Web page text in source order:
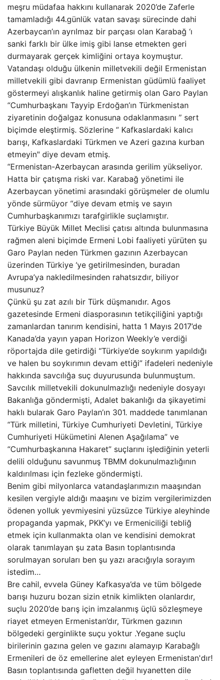
meşru müdafaa hakkını kullanarak 2020’de Zaferle
tamamladığı 44.günlük vatan savaşı sürecinde dahi
Azerbaycan’ın ayrılmaz bir parçası olan Karabağ ‘ı
sanki farklı bir ülke imiş gibi lanse etmekten geri
durmayarak gerçek kimliğini ortaya koymuştur.
Vatandaşı olduğu ülkenin milletvekili değil Ermenistan
milletvekili gibi davranıp Ermenistan güdümlü faaliyet
göstermeyi alışkanlık haline getirmiş olan Garo Paylan
“Cumhurbaşkanı Tayyip Erdoğan’ın Türkmenistan
ziyaretinin doğalgaz konusuna odaklanmasını ” sert
biçimde eleştirmiş. Sözlerine “ Kafkaslardaki kalıcı
barışı, Kafkaslardaki Türkmen ve Azeri gazına kurban
etmeyin" diye devam etmiş.
“Ermenistan-Azerbaycan arasında gerilim yükseliyor.
Hatta bir çatışma riski var. Karabağ yönetimi ile
Azerbaycan yönetimi arasındaki görüşmeler de olumlu
yönde sürmüyor “diye devam etmiş ve sayın
Cumhurbaşkanımızı tarafgirlikle suçlamıştır.
Türkiye Büyük Millet Meclisi çatısı altında bulunmasına
rağmen aleni biçimde Ermeni Lobi faaliyeti yürüten şu
Garo Paylan neden Türkmen gazının Azerbaycan
üzerinden Türkiye ‘ye getirilmesinden, buradan
Avrupa’ya nakledilmesinden rahatsızdır, biliyor
musunuz?
Çünkü şu zat azılı bir Türk düşmanıdır. Agos
gazetesinde Ermeni diasporasının tetikçiliğini yaptığı
zamanlardan tanırım kendisini, hatta 1 Mayıs 2017’de
Kanada’da yayın yapan Horizon Weekly’e verdiği
röportajda dile getirdiği “Türkiye’de soykırım yapıldığı
ve halen bu soykırımın devam ettiği” ifadeleri nedeniyle
hakkında savcılığa suç duyurusunda bulunmuştum.
Savcılık milletvekili dokunulmazlığı nedeniyle dosyayı
Bakanlığa göndermişti, Adalet bakanlığı da şikayetimi
haklı bularak Garo Paylan’ın 301. maddede tanımlanan
“Türk milletini, Türkiye Cumhuriyeti Devletini, Türkiye
Cumhuriyeti Hükümetini Alenen Aşağılama” ve
“Cumhurbaşkanına Hakaret” suçlarını işlediğinin yeterli
delili olduğunu savunmuş TBMM dokunulmazlığının
kaldırılması için fezleke göndermişti.
Benim gibi milyonlarca vatandaşlarımızın maaşından
kesilen vergiyle aldığı maaşını ve bizim vergilerimizden
ödenen yolluk yevmiyesini yüzsüzce Türkiye aleyhinde
propaganda yapmak, PKK’yı ve Ermeniciliği tebliğ
etmek için kullanmakta olan ve kendisini demokrat
olarak tanımlayan şu zata Basın toplantısında
sorulmayan soruları ben şu yazı aracığıyla sorayım
istedim…
Bre cahil, evvela Güney Kafkasya’da ve tüm bölgede
barışı huzuru bozan sizin etnik kimlikten olanlardır,
suçlu 2020’de barış için imzalanmış üçlü sözleşmeye
riayet etmeyen Ermenistan’dır, Türkmen gazının
bölgedeki gerginlikte suçu yoktur .Yegane suçlu
birilerinin gazına gelen ve gazını alamayıp Karabağlı
Ermenileri de öz emellerine alet eyleyen Ermenistan'dır!
Basın toplantısında gafletten değil hıyanetten dile